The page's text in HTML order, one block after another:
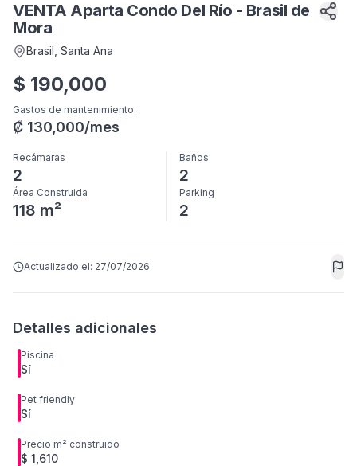
VENTA Aparta Condo Del Río - Brasil de
Mora
Brasil , Santa Ana
$ 190,000
Gastos de mantenimiento:
₡ 130,000/mes
Recámaras
2
Baños
2
Área Construida
118 m²
Parking
2
Actualizado el: 27/07/2026
Detalles adicionales
Piscina
Sí
Pet friendly
Sí
Precio m² construido
$ 1,610